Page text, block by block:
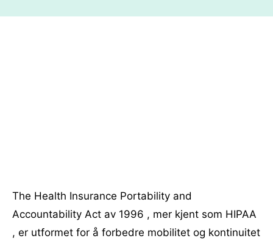
Sikkerhet Kirurgi Og Prosedyrer Helse
The Health Insurance Portability and
Accountability Act av 1996 , mer kjent som HIPAA
, er utformet for å forbedre mobilitet og kontinuitet